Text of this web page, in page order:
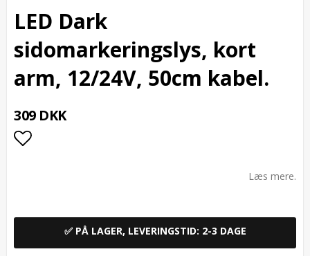
LED Dark
sidomarkeringslys, kort
arm, 12/24V, 50cm kabel.
309 DKK
Læs mere.
✅ PÅ LAGER, LEVERINGSTID: 2-3 DAGE